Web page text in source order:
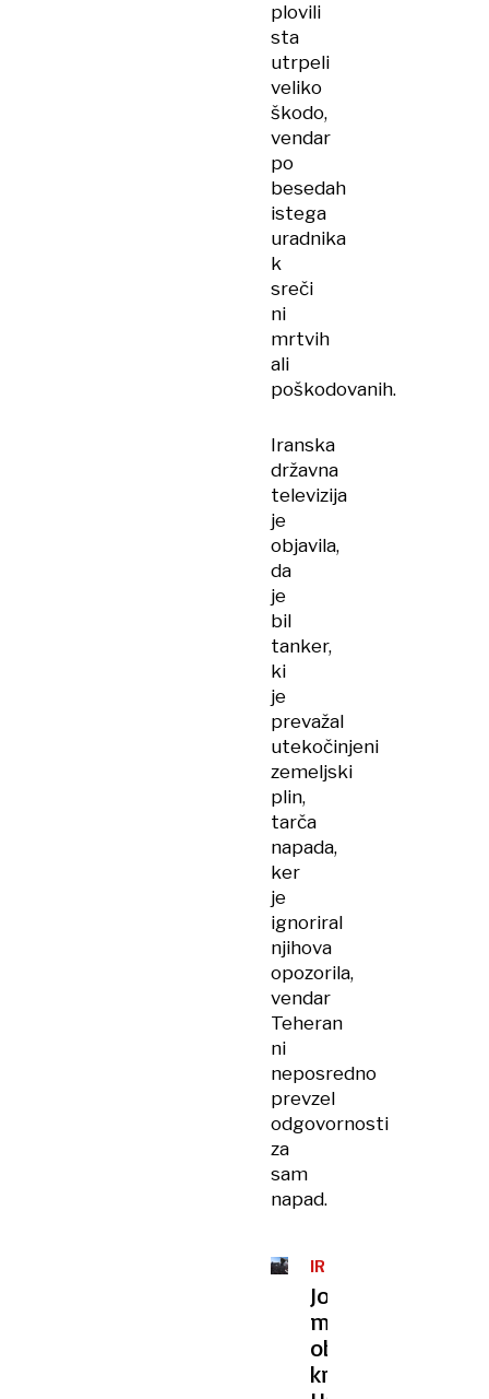
plovili
sta
utrpeli
veliko
škodo,
vendar
po
besedah
istega
uradnika
k
sreči
ni
mrtvih
ali
poškodovanih.
Iranska
državna
televizija
je
objavila,
da
je
bil
tanker,
ki
je
prevažal
utekočinjeni
zemeljski
plin,
tarča
napada,
ker
je
ignoriral
njihova
opozorila,
vendar
Teheran
ni
neposredno
prevzel
odgovornosti
za
sam
napad.
IRAN
Jok
milijonov
ob
krsti